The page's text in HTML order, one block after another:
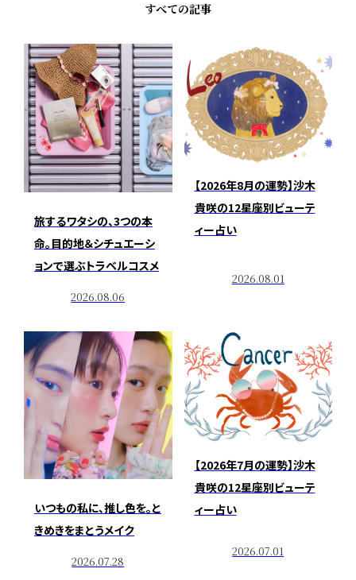
すべての記事
旅するワタシの、3つの本
命。目的地＆シチュエーシ
ョンで選ぶトラベルコスメ
2026.08.06
【2026年8月の運勢】沙木
貴咲の12星座別ビューテ
ィー占い
2026.08.01
いつもの私に、推し色を。と
きめきをまとうメイク
2026.07.28
【2026年7月の運勢】沙木
貴咲の12星座別ビューテ
ィー占い
2026.07.01